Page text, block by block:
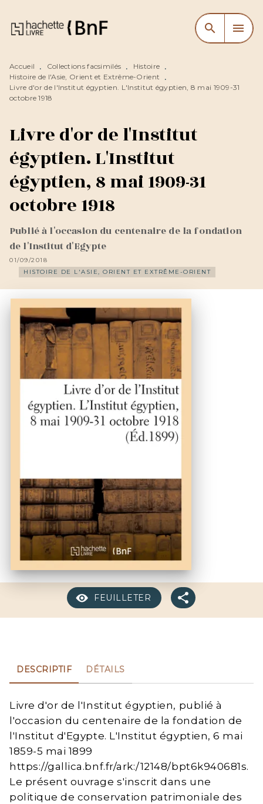
MENU RECHERCHE
CONTENU
search menu
Accueil • Collections facsimilés • Histoire •
Histoire de l'Asie, Orient et Extrême-Orient
•
Livre d'or de l'Institut égyptien. L'Institut égyptien, 8 mai 1909-31
octobre 1918
Livre d'or de l'Institut
égyptien. L'Institut
égyptien, 8 mai 1909-31
octobre 1918
Publié à l'occasion du centenaire de la fondation
de l'Institut d'Egypte
01/09/2018
HISTOIRE DE L'ASIE, ORIENT ET EXTRÊME-ORIENT
FEUILLETER
DESCRIPTIF DÉTAILS
Livre d'or de l'Institut égyptien, publié à
l'occasion du centenaire de la fondation de
l'Institut d'Egypte. L'Institut égyptien, 6 mai
1859-5 mai 1899
https://gallica.bnf.fr/ark:/12148/bpt6k940681s.
Le présent ouvrage s'inscrit dans une
politique de conservation patrimoniale des